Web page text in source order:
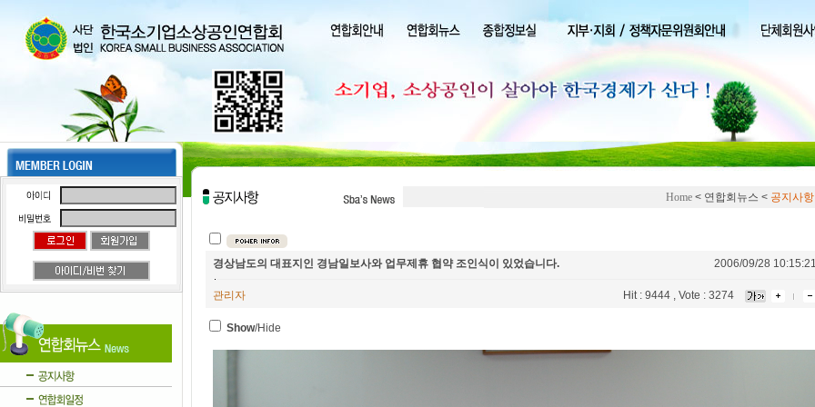
Home < 연합회뉴스 < 공지사항
경상남도의 대표지인 경남일보사와 업무제휴 협약 조인식이 있었습니다. 2006/09/28
관리자 Hit : 9444 , Vote : 3274
Show/Hide